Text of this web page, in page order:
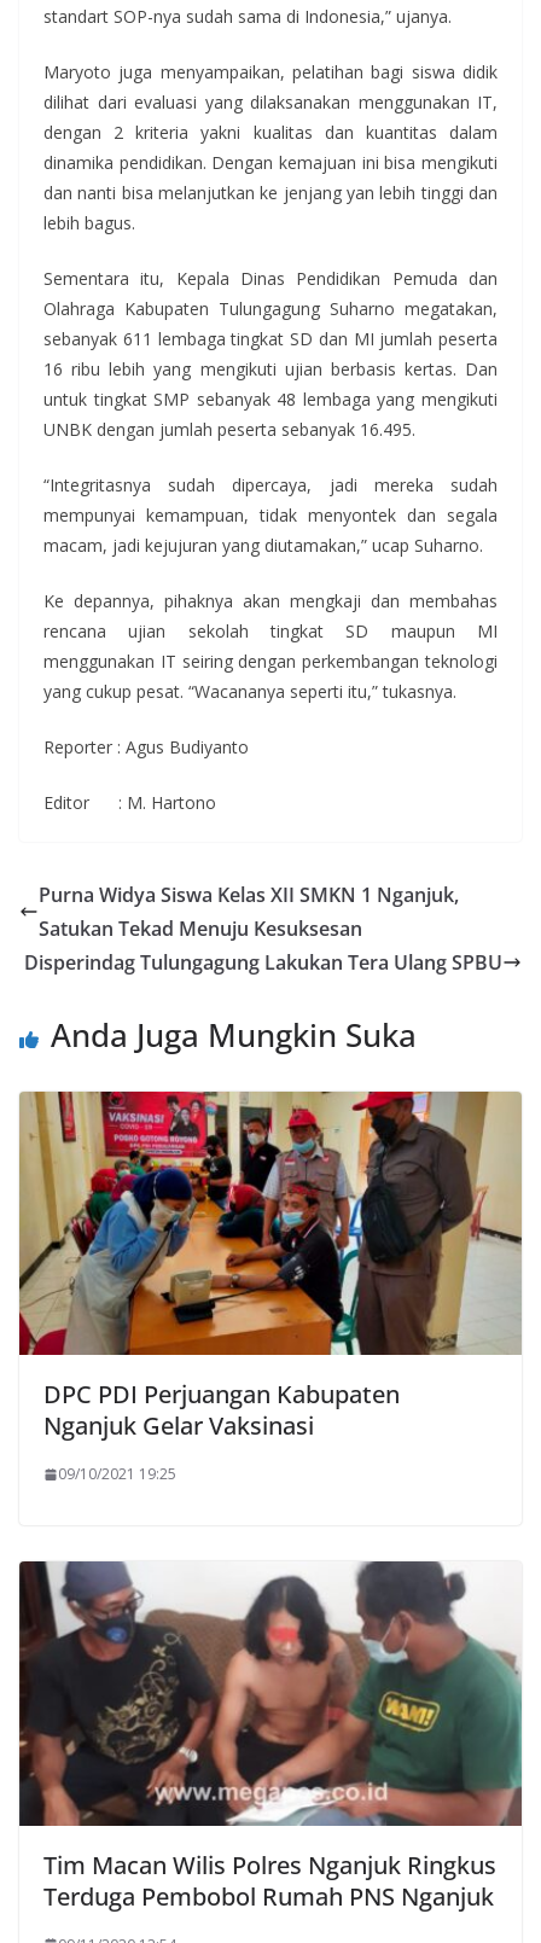
standart SOP-nya sudah sama di Indonesia,” ujanya.
Maryoto juga menyampaikan, pelatihan bagi siswa didik
dilihat dari evaluasi yang dilaksanakan menggunakan IT,
dengan 2 kriteria yakni kualitas dan kuantitas dalam
dinamika pendidikan. Dengan kemajuan ini bisa mengikuti
dan nanti bisa melanjutkan ke jenjang yan lebih tinggi dan
lebih bagus.
Sementara itu, Kepala Dinas Pendidikan Pemuda dan
Olahraga Kabupaten Tulungagung Suharno megatakan,
sebanyak 611 lembaga tingkat SD dan MI jumlah peserta
16 ribu lebih yang mengikuti ujian berbasis kertas. Dan
untuk tingkat SMP sebanyak 48 lembaga yang mengikuti
UNBK dengan jumlah peserta sebanyak 16.495.
“Integritasnya sudah dipercaya, jadi mereka sudah
mempunyai kemampuan, tidak menyontek dan segala
macam, jadi kejujuran yang diutamakan,” ucap Suharno.
Ke depannya, pihaknya akan mengkaji dan membahas
rencana ujian sekolah tingkat SD maupun MI
menggunakan IT seiring dengan perkembangan teknologi
yang cukup pesat. “Wacananya seperti itu,” tukasnya.
Reporter : Agus Budiyanto
Editor : M. Hartono
Purna Widya Siswa Kelas XII SMKN 1 Nganjuk,
Satukan Tekad Menuju Kesuksesan
Disperindag Tulungagung Lakukan Tera Ulang SPBU
Anda Juga Mungkin Suka
DPC PDI Perjuangan Kabupaten
Nganjuk Gelar Vaksinasi
09/10/2021 19:25
Tim Macan Wilis Polres Nganjuk Ringkus
Terduga Pembobol Rumah PNS Nganjuk